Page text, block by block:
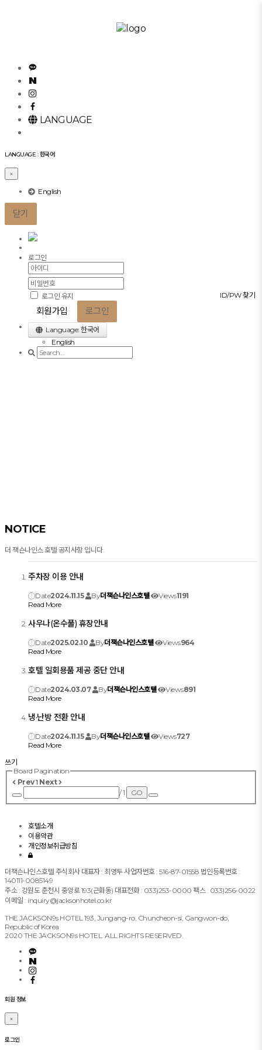
LANGUAGE
LANGUAGE : 한국어
×
English
닫기
로그인
로그인 유지 ID/PW 찾기
회원가입 로그인
Language: 한국어
English
NOTICE
더 잭슨나인스 호텔 공지사항 입니다.
주차장 이용 안내
Date2024.11.15 By더잭슨나인스호텔 Views1191
Read More
사우나(온수풀) 휴장안내
Date2025.02.10 By더잭슨나인스호텔 Views964
Read More
호텔 일회용품 제공 중단 안내
Date2024.03.07 By더잭슨나인스호텔 Views891
Read More
냉·난방 전환 안내
Date2024.11.15 By더잭슨나인스호텔 Views727
Read More
쓰기
Board Pagination
Prev1 Next
/ 1
GO
호텔소개
이용약관
개인정보취급방침
더잭슨나인스호텔 주식회사 대표자 : 최영두 사업자번호 : 516-87-01558 법인등록번호 :
140111-0085149
주소 : 강원도 춘천시 중앙로 193(근화동) 대표전화 : 033)253-0000 팩스 : 033)256-0022
이메일 : inquiry@jacksonhotel.co.kr
THE JACKSON9s HOTEL 193, Jungang-ro, Chuncheon-si, Gangwon-do,
Republic of Korea
2020 THE JACKSON9s HOTEL. ALL RIGHTS RESERVED.
©
k
2
s
o
회원 정보
×
로그인